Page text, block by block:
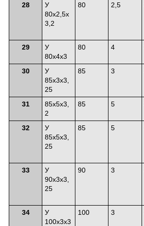
28
У
80х2,5х
3,2
80 2,5
29
У
80х4х3
80 4
30
У
85х3х3,
25
85 3
31
85х5х3,
2
85 5
32
У
85х5х3,
25
85 5
33
У
90х3х3,
25
90 3
34
У
100х3х3
100 3